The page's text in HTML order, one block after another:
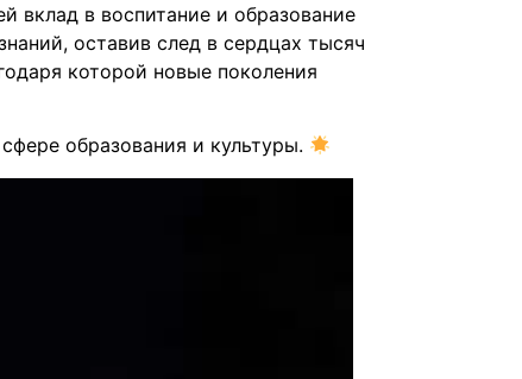
вклад в воспитание и образование
оставив след в сердцах тысяч
которой новые поколения
образования и культуры.